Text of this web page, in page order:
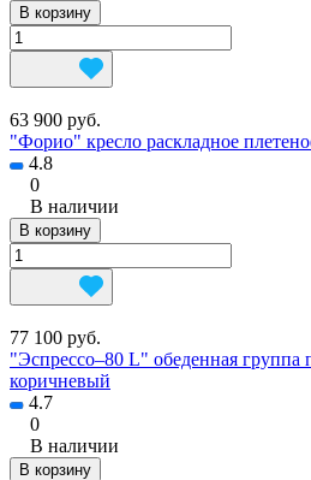
В корзину
63 900 руб.
"Форио" кресло раскладное
4.8
0
В наличии
В корзину
77 100 руб.
"Эспрессо–80 L" обеденная группа
коричневый
4.7
0
В наличии
В корзину